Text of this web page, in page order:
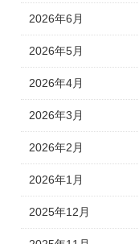
2026年6月
2026年5月
2026年4月
2026年3月
2026年2月
2026年1月
2025年12月